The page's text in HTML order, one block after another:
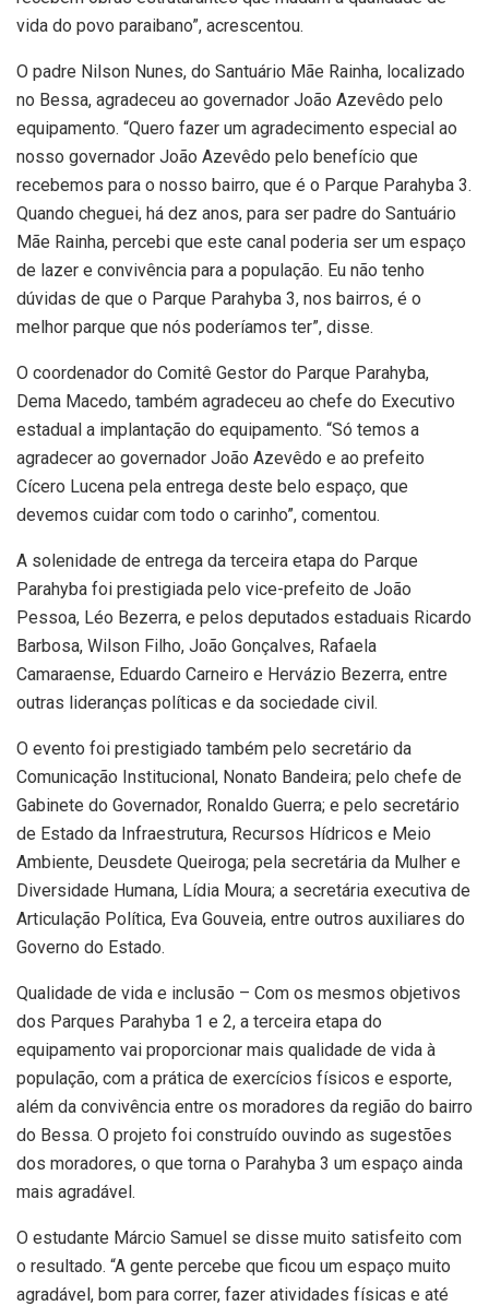
vida do povo paraibano”, acrescentou.
O padre Nilson Nunes, do Santuário Mãe Rainha, localizado
no Bessa, agradeceu ao governador João Azevêdo pelo
equipamento. “Quero fazer um agradecimento especial ao
nosso governador João Azevêdo pelo benefício que
recebemos para o nosso bairro, que é o Parque Parahyba 3.
Quando cheguei, há dez anos, para ser padre do Santuário
Mãe Rainha, percebi que este canal poderia ser um espaço
de lazer e convivência para a população. Eu não tenho
dúvidas de que o Parque Parahyba 3, nos bairros, é o
melhor parque que nós poderíamos ter”, disse.
O coordenador do Comitê Gestor do Parque Parahyba,
Dema Macedo, também agradeceu ao chefe do Executivo
estadual a implantação do equipamento. “Só temos a
agradecer ao governador João Azevêdo e ao prefeito
Cícero Lucena pela entrega deste belo espaço, que
devemos cuidar com todo o carinho”, comentou.
A solenidade de entrega da terceira etapa do Parque
Parahyba foi prestigiada pelo vice-prefeito de João
Pessoa, Léo Bezerra, e pelos deputados estaduais Ricardo
Barbosa, Wilson Filho, João Gonçalves, Rafaela
Camaraense, Eduardo Carneiro e Hervázio Bezerra, entre
outras lideranças políticas e da sociedade civil.
O evento foi prestigiado também pelo secretário da
Comunicação Institucional, Nonato Bandeira; pelo chefe de
Gabinete do Governador, Ronaldo Guerra; e pelo secretário
de Estado da Infraestrutura, Recursos Hídricos e Meio
Ambiente, Deusdete Queiroga; pela secretária da Mulher e
Diversidade Humana, Lídia Moura; a secretária executiva de
Articulação Política, Eva Gouveia, entre outros auxiliares do
Governo do Estado.
Qualidade de vida e inclusão – Com os mesmos objetivos
dos Parques Parahyba 1 e 2, a terceira etapa do
equipamento vai proporcionar mais qualidade de vida à
população, com a prática de exercícios físicos e esporte,
além da convivência entre os moradores da região do bairro
do Bessa. O projeto foi construído ouvindo as sugestões
dos moradores, o que torna o Parahyba 3 um espaço ainda
mais agradável.
O estudante Márcio Samuel se disse muito satisfeito com
o resultado. “A gente percebe que ficou um espaço muito
agradável, bom para correr, fazer atividades físicas e até